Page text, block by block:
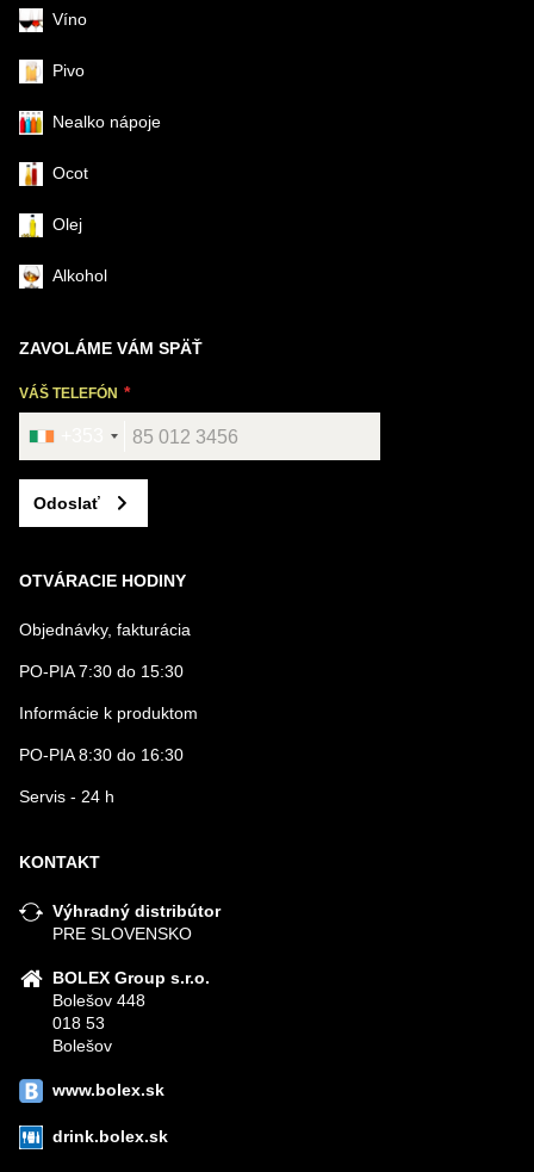
Víno
Pivo
Nealko nápoje
Ocot
Olej
Alkohol
ZAVOLÁME VÁM SPÄŤ
VÁŠ TELEFÓN
Odoslať
OTVÁRACIE HODINY
Objednávky, fakturácia
PO-PIA 7:30 do 15:30
Informácie k produktom
PO-PIA 8:30 do 16:30
Servis - 24 h
KONTAKT
Výhradný distribútor
PRE SLOVENSKO
BOLEX Group s.r.o.
Bolešov 448
018 53
Bolešov
www.bolex.sk
drink.bolex.sk